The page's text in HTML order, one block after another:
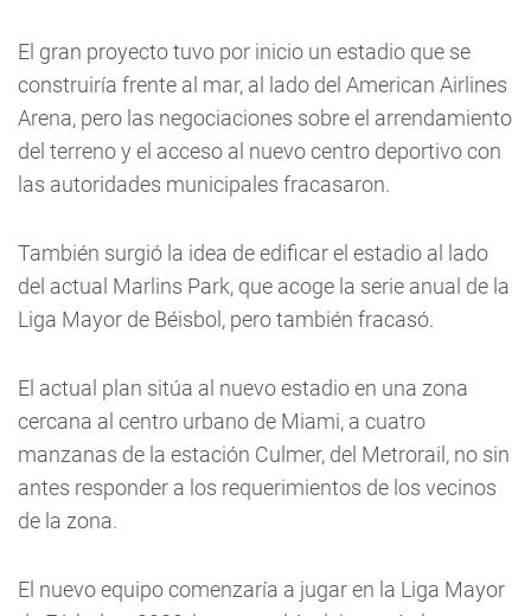
El gran proyecto tuvo por inicio un estadio que se
construiría frente al mar, al lado del American Airlines
Arena, pero las negociaciones sobre el arrendamiento
del terreno y el acceso al nuevo centro deportivo con
las autoridades municipales fracasaron.
También surgió la idea de edificar el estadio al lado
del actual Marlins Park, que acoge la serie anual de la
Liga Mayor de Béisbol, pero también fracasó.
El actual plan sitúa al nuevo estadio en una zona
cercana al centro urbano de Miami, a cuatro
manzanas de la estación Culmer, del Metrorail, no sin
antes responder a los requerimientos de los vecinos
de la zona.
El nuevo equipo comenzaría a jugar en la Liga Mayor